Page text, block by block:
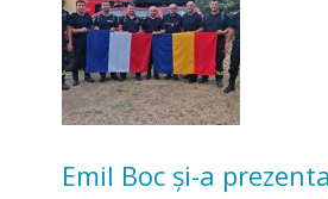
Emil Boc și-a